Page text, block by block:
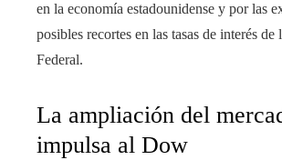
en la economía estadounidense y por las
posibles recortes en las tasas de interés de
Federal.
La ampliación del
impulsa al Dow